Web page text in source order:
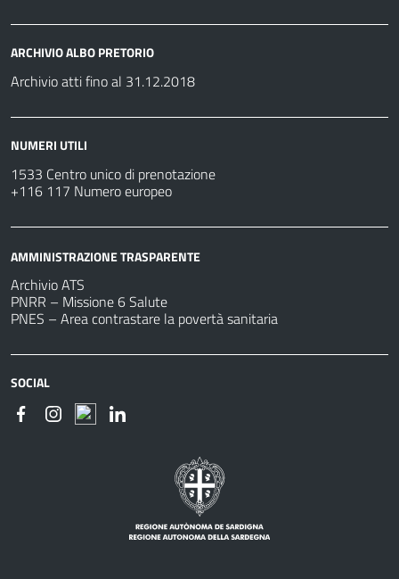
ARCHIVIO ALBO PRETORIO
Archivio atti fino al 31.12.2018
NUMERI UTILI
1533 Centro unico di prenotazione
+116 117 Numero europeo
AMMINISTRAZIONE TRASPARENTE
Archivio ATS
PNRR – Missione 6 Salute
PNES – Area contrastare la povertà sanitaria
SOCIAL